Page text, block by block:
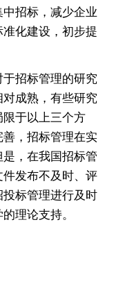
招标，减少企业
化建设，初步提
招标管理的研究
成熟，有些研究
于以上三个方
，招标管理在实
，在我国招标管
发布不及时、评
标管理进行及时
理论支持。